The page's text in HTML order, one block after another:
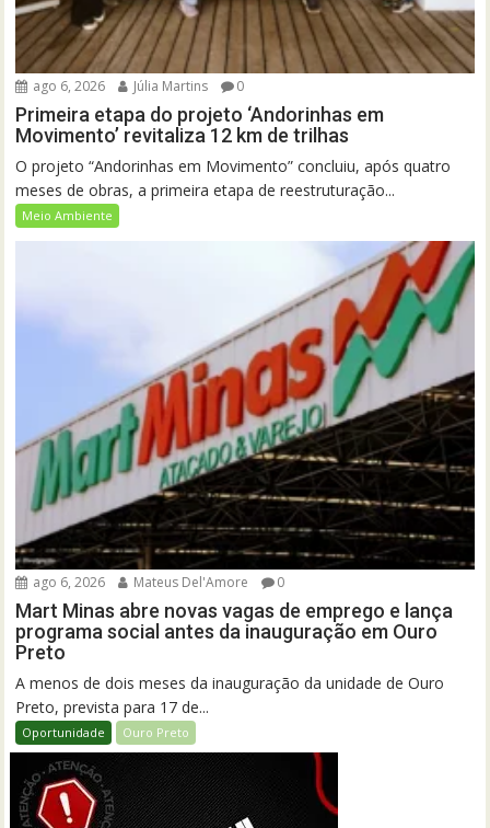
ago 6, 2026 Júlia Martins 0
Primeira etapa do projeto ‘Andorinhas em
Movimento’ revitaliza 12 km de trilhas
O projeto “Andorinhas em Movimento” concluiu, após quatro
meses de obras, a primeira etapa de reestruturação...
Meio Ambiente
ago 6, 2026 Mateus Del'Amore 0
Mart Minas abre novas vagas de emprego e lança
programa social antes da inauguração em Ouro
Preto
A menos de dois meses da inauguração da unidade de Ouro
Preto, prevista para 17 de...
Oportunidade Ouro Preto